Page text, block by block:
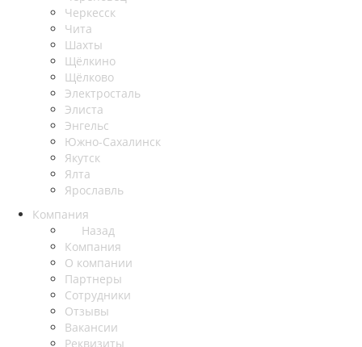
Черкесск
Чита
Шахты
Щёлкино
Щёлково
Электросталь
Элиста
Энгельс
Южно-Сахалинск
Якутск
Ялта
Ярославль
Компания
Назад
Компания
О компании
Партнеры
Сотрудники
Отзывы
Вакансии
Реквизиты